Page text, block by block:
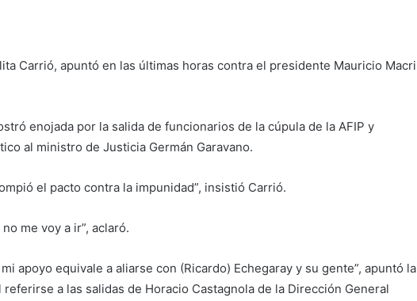
Carrió, apuntó en las últimas horas contra el presidente Mauricio Macri
enojada por la salida de funcionarios de la cúpula de la AFIP y
al ministro de Justicia Germán Garavano.
el pacto contra la impunidad”, insistió Carrió.
me voy a ir”, aclaró.
apoyo equivale a aliarse con (Ricardo) Echegaray y su gente”, apuntó la
a las salidas de Horacio Castagnola de la Dirección General